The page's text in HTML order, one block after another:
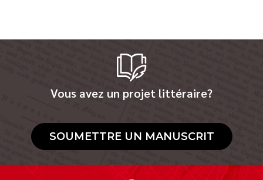
Vous avez un projet littéraire?
SOUMETTRE UN MANUSCRIT